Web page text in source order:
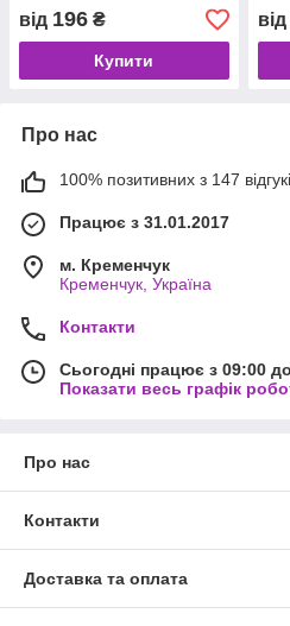
від 196 ₴
Купити
від
Про нас
100% позитивних з 147
Працює з 31.01.2017
м. Кременчук
Кременчук, Україна
Контакти
Сьогодні працює з 09:00
Показати весь графік
Про нас
Контакти
Доставка та оплата